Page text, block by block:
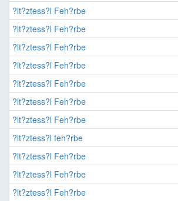
?lt?ztess?l Feh?rbe
?lt?ztess?l Feh?rbe
?lt?ztess?l Feh?rbe
?lt?ztess?l Feh?rbe
?lt?ztess?l Feh?rbe
?lt?ztess?l Feh?rbe
?lt?ztess?l Feh?rbe
?lt?ztess?l feh?rbe
?lt?ztess?l Feh?rbe
?lt?ztess?l Feh?rbe
?lt?ztess?l Feh?rbe